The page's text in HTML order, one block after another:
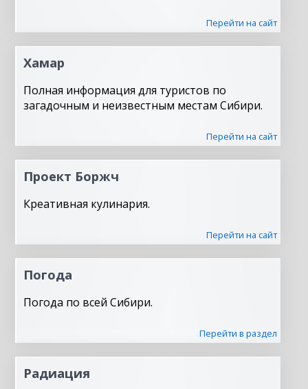
Перейти на сайт
Хамар
Полная информация для туристов по
загадочным и неизвестным местам Сибири.
Перейти на сайт
Проект Боржч
Креативная кулинария.
Перейти на сайт
Погода
Погода по всей Сибири.
Перейти в раздел
Радиация